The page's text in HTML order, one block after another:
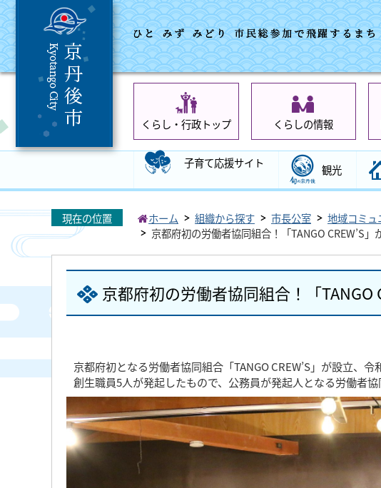
くらし・行政トップ くらしの情報
子育て応援サイト 観光
現在の位置 ホーム 組織から探す 市長公室 地域コミュ
京都府初の労働者協同組合！「TANGO CREW’S」
京都府初の労働者協同組合！「TANGO
京都府初となる労働者協同組合「TANGO CREW’S」が設立、
創生職員5人が発起したもので、公務員が発起人となる労働者協